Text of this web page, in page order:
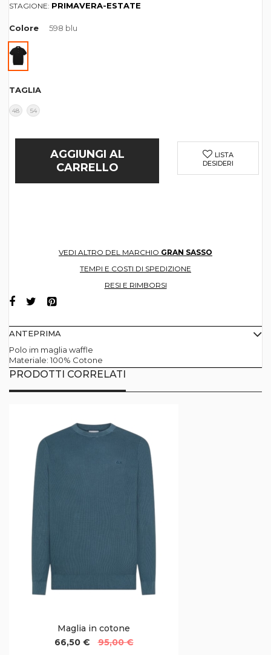
STAGIONE: PRIMAVERA-ESTATE
Colore 598 blu
TAGLIA
48 54
AGGIUNGI AL
CARRELLO
LISTA
DESIDERI
VEDI ALTRO DEL MARCHIO GRAN SASSO
TEMPI E COSTI DI SPEDIZIONE
RESI E RIMBORSI
ANTEPRIMA
Polo im maglia waffle
Materiale: 100% Cotone
PRODOTTI CORRELATI
Maglia in cotone
66,50 €
95,00 €